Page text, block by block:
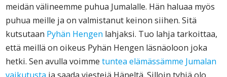
meidän välineemme puhua Jumalalle. Hän haluaa myös
puhua meille ja on valmistanut keinon siihen. Sitä
kutsutaan Pyhän Hengen lahjaksi. Tuo lahja tarkoittaa,
että meillä on oikeus Pyhän Hengen läsnäoloon joka
hetki. Sen avulla voimmetuntea elämässämme Jumalan
vaikutusta ja saada viestejä Häneltä. Silloin tyhjä olo